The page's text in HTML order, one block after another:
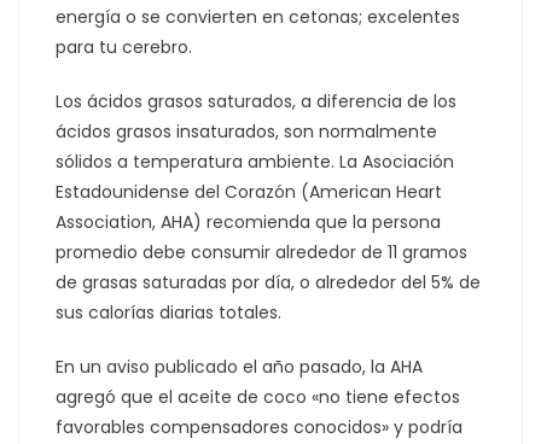
energía o se convierten en cetonas; excelentes
para tu cerebro.
Los ácidos grasos saturados, a diferencia de los
ácidos grasos insaturados, son normalmente
sólidos a temperatura ambiente. La Asociación
Estadounidense del Corazón (American Heart
Association, AHA) recomienda que la persona
promedio debe consumir alrededor de 11 gramos
de grasas saturadas por día, o alrededor del 5% de
sus calorías diarias totales.
En un aviso publicado el año pasado, la AHA
agregó que el aceite de coco «no tiene efectos
favorables compensadores conocidos» y podría